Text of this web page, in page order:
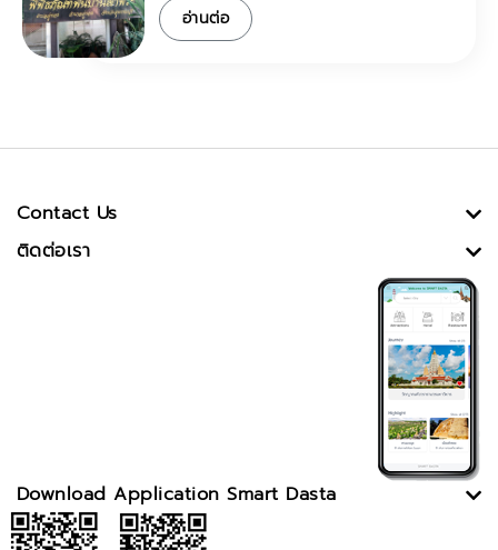
อ่านต่อ
Contact Us
ติดต่อเรา
Download Application Smart Dasta